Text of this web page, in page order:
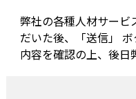
弊社の各種人材サービ
だいた後、「送信」
内容を確認の上、後日